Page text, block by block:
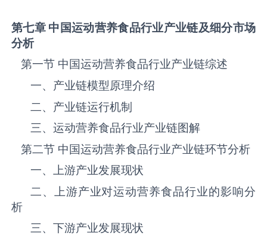
第七章 中国运动营养食品行业产业链及细分市场
分析
第一节 中国运动营养食品‌‌‌行业产业链综述
一、产业链模型原理介绍
二、产业链运行机制
三、运动营养食品‌‌‌行业产业链图解
第二节 中国运动营养食品‌‌‌行业产业链环节分析
一、上游产业发展现状
二、上游产业对运动营养食品‌‌‌行业的影响分
析
三、下游产业发展现状